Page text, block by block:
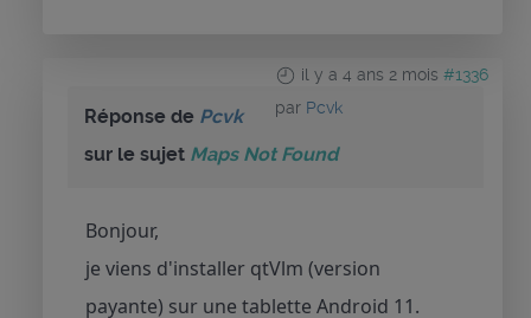
il y a 4 ans 2 mois #1336
par Pcvk
Réponse de Pcvk
sur le sujet Maps Not Found
Bonjour,
je viens d'installer qtVlm (version
payante) sur une tablette Android 11.